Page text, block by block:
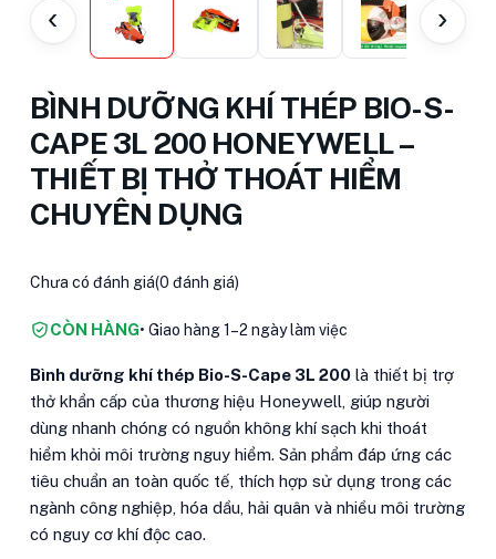
‹ ›
BÌNH DƯỠNG KHÍ THÉP BIO-S-
CAPE 3L 200 HONEYWELL –
THIẾT BỊ THỞ THOÁT HIỂM
CHUYÊN DỤNG
Chưa có đánh giá(0 đánh giá)
CÒN HÀNG• Giao hàng 1–2 ngày làm việc
Bình dưỡng khí thép Bio-S-Cape 3L 200 là thiết bị trợ
thở khẩn cấp của thương hiệu Honeywell, giúp người
dùng nhanh chóng có nguồn không khí sạch khi thoát
hiểm khỏi môi trường nguy hiểm. Sản phẩm đáp ứng các
tiêu chuẩn an toàn quốc tế, thích hợp sử dụng trong các
ngành công nghiệp, hóa dầu, hải quân và nhiều môi trường
có nguy cơ khí độc cao.